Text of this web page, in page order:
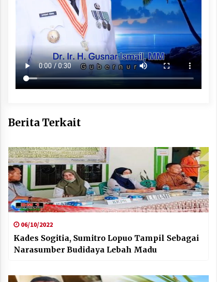
Berita Terkait
06/10/2022
Kades Sogitia, Sumitro Lopuo Tampil Sebagai
Narasumber Budidaya Lebah Madu